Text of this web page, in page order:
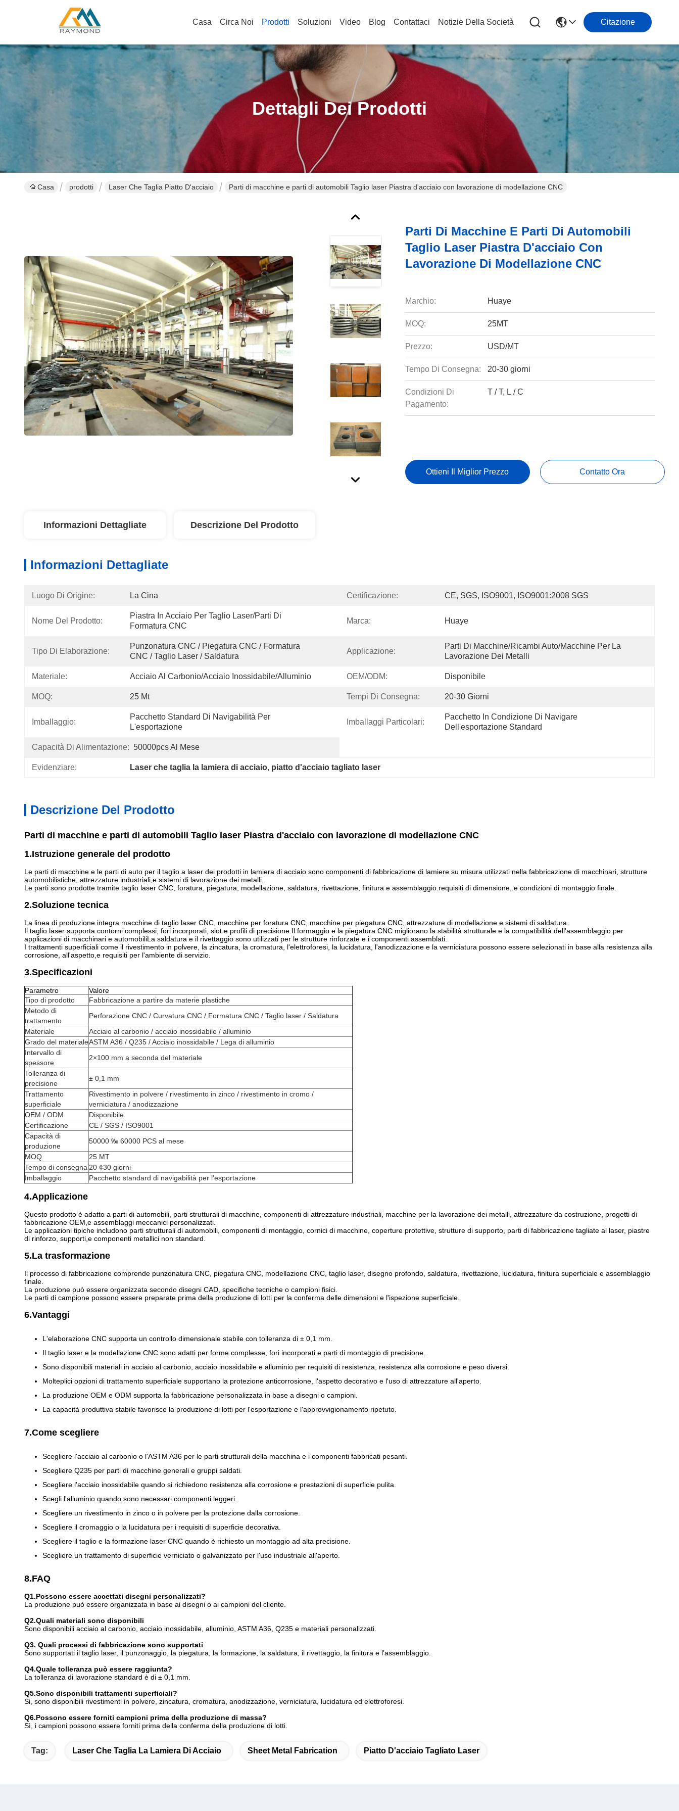
Casa Circa Noi Prodotti Soluzioni Video Blog Contattaci Notizie Della Società Citazione
Dettagli Dei Prodotti
Casa prodotti Laser Che Taglia Piatto D'acciaio Parti di macchine e parti di automobili Taglio laser Piastra d'acciaio con lavorazione di modellazione CNC
Parti Di Macchine E Parti Di Automobili
Taglio Laser Piastra D'acciaio Con
Lavorazione Di Modellazione CNC
Marchio: Huaye
MOQ: 25MT
Prezzo: USD/MT
Tempo Di Consegna: 20-30 giorni
Condizioni Di
Pagamento:
T / T, L / C
Ottieni Il Miglior Prezzo Contatto Ora
Informazioni Dettagliate Descrizione Del Prodotto
Informazioni Dettagliate
Luogo Di Origine: La Cina Certificazione: CE, SGS, ISO9001, ISO9001:2008 SGS
Nome Del Prodotto:
Piastra In Acciaio Per Taglio Laser/parti Di
Formatura CNC
Marca: Huaye
Tipo Di Elaborazione:
Punzonatura CNC / Piegatura CNC / Formatura
CNC / Taglio Laser / Saldatura
Applicazione:
Parti Di Macchine/Ricambi Auto/Macchine Per La
Lavorazione Dei Metalli
Materiale: Acciaio Al Carbonio/Acciaio Inossidabile/Alluminio OEM/ODM: Disponibile
MOQ: 25 Mt Tempi Di Consegna: 20-30 Giorni
Imballaggio:
Pacchetto Standard Di Navigabilità Per
L'esportazione
Imballaggi Particolari:
Pacchetto In Condizione Di Navigare
Dell'esportazione Standard
Capacità Di Alimentazione: 50000pcs Al Mese
Evidenziare: Laser che taglia la lamiera di acciaio, piatto d'acciaio tagliato laser
Descrizione Del Prodotto
Parti di macchine e parti di automobili Taglio laser Piastra d'acciaio con lavorazione di modellazione CNC
1.Istruzione generale del prodotto
Le parti di macchine e le parti di auto per il taglio a laser dei prodotti in lamiera di acciaio sono componenti di fabbricazione di lamiere su misura utilizzati nella fabbricazione di macchinari, strutture
automobilistiche, attrezzature industriali,e sistemi di lavorazione dei metalli.
Le parti sono prodotte tramite taglio laser CNC, foratura, piegatura, modellazione, saldatura, rivettazione, finitura e assemblaggio.requisiti di dimensione, e condizioni di montaggio finale.
2.Soluzione tecnica
La linea di produzione integra macchine di taglio laser CNC, macchine per foratura CNC, macchine per piegatura CNC, attrezzature di modellazione e sistemi di saldatura.
Il taglio laser supporta contorni complessi, fori incorporati, slot e profili di precisione.Il formaggio e la piegatura CNC migliorano la stabilità strutturale e la compatibilità dell'assemblaggio per
applicazioni di macchinari e automobiliLa saldatura e il rivettaggio sono utilizzati per le strutture rinforzate e i componenti assemblati.
I trattamenti superficiali come il rivestimento in polvere, la zincatura, la cromatura, l'elettroforesi, la lucidatura, l'anodizzazione e la verniciatura possono essere selezionati in base alla resistenza alla
corrosione, all'aspetto,e requisiti per l'ambiente di servizio.
3.Specificazioni
Parametro
Valore
Tipo di prodotto
Fabbricazione a partire da materie plastiche
Metodo di
trattamento
Perforazione CNC / Curvatura CNC / Formatura CNC / Taglio laser / Saldatura
Materiale
Acciaio al carbonio / acciaio inossidabile / alluminio
Grado del materialeASTM A36 / Q235 / Acciaio inossidabile / Lega di alluminio
Intervallo di
spessore
2×100 mm a seconda del materiale
Tolleranza di
precisione
± 0,1 mm
Trattamento
superficiale
Rivestimento in polvere / rivestimento in zinco / rivestimento in cromo /
verniciatura / anodizzazione
OEM / ODM
Disponibile
Certificazione
CE / SGS / ISO9001
Capacità di
produzione
50000 ‰ 60000 PCS al mese
MOQ
25 MT
Tempo di consegna 20 ¢30 giorni
Imballaggio
Pacchetto standard di navigabilità per l'esportazione
4.Applicazione
Questo prodotto è adatto a parti di automobili, parti strutturali di macchine, componenti di attrezzature industriali, macchine per la lavorazione dei metalli, attrezzature da costruzione, progetti di
fabbricazione OEM,e assemblaggi meccanici personalizzati.
Le applicazioni tipiche includono parti strutturali di automobili, componenti di montaggio, cornici di macchine, coperture protettive, strutture di supporto, parti di fabbricazione tagliate al laser, piastre
di rinforzo, supporti,e componenti metallici non standard.
5.La trasformazione
Il processo di fabbricazione comprende punzonatura CNC, piegatura CNC, modellazione CNC, taglio laser, disegno profondo, saldatura, rivettazione, lucidatura, finitura superficiale e assemblaggio
finale.
La produzione può essere organizzata secondo disegni CAD, specifiche tecniche o campioni fisici.
Le parti di campione possono essere preparate prima della produzione di lotti per la conferma delle dimensioni e l'ispezione superficiale.
6.Vantaggi
L'elaborazione CNC supporta un controllo dimensionale stabile con tolleranza di ± 0,1 mm.
Il taglio laser e la modellazione CNC sono adatti per forme complesse, fori incorporati e parti di montaggio di precisione.
Sono disponibili materiali in acciaio al carbonio, acciaio inossidabile e alluminio per requisiti di resistenza, resistenza alla corrosione e peso diversi.
Molteplici opzioni di trattamento superficiale supportano la protezione anticorrosione, l'aspetto decorativo e l'uso di attrezzature all'aperto.
La produzione OEM e ODM supporta la fabbricazione personalizzata in base a disegni o campioni.
La capacità produttiva stabile favorisce la produzione di lotti per l'esportazione e l'approvvigionamento ripetuto.
7.Come scegliere
Scegliere l'acciaio al carbonio o l'ASTM A36 per le parti strutturali della macchina e i componenti fabbricati pesanti.
Scegliere Q235 per parti di macchine generali e gruppi saldati.
Scegliere l'acciaio inossidabile quando si richiedono resistenza alla corrosione e prestazioni di superficie pulita.
Scegli l'alluminio quando sono necessari componenti leggeri.
Scegliere un rivestimento in zinco o in polvere per la protezione dalla corrosione.
Scegliere il cromaggio o la lucidatura per i requisiti di superficie decorativa.
Scegliere il taglio e la formazione laser CNC quando è richiesto un montaggio ad alta precisione.
Scegliere un trattamento di superficie verniciato o galvanizzato per l'uso industriale all'aperto.
8.FAQ
Q1.Possono essere accettati disegni personalizzati?
La produzione può essere organizzata in base ai disegni o ai campioni del cliente.
Q2.Quali materiali sono disponibili
Sono disponibili acciaio al carbonio, acciaio inossidabile, alluminio, ASTM A36, Q235 e materiali personalizzati.
Q3. Quali processi di fabbricazione sono supportati
Sono supportati il taglio laser, il punzonaggio, la piegatura, la formazione, la saldatura, il rivettaggio, la finitura e l'assemblaggio.
Q4.Quale tolleranza può essere raggiunta?
La tolleranza di lavorazione standard è di ± 0,1 mm.
Q5.Sono disponibili trattamenti superficiali?
Si, sono disponibili rivestimenti in polvere, zincatura, cromatura, anodizzazione, verniciatura, lucidatura ed elettroforesi.
Q6.Possono essere forniti campioni prima della produzione di massa?
Sì, i campioni possono essere forniti prima della conferma della produzione di lotti.
Tag: Laser Che Taglia La Lamiera Di Acciaio Sheet Metal Fabrication Piatto D'acciaio Tagliato Laser